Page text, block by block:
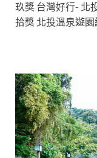
玖獎 台灣好行- 北
拾獎 北投溫泉遊